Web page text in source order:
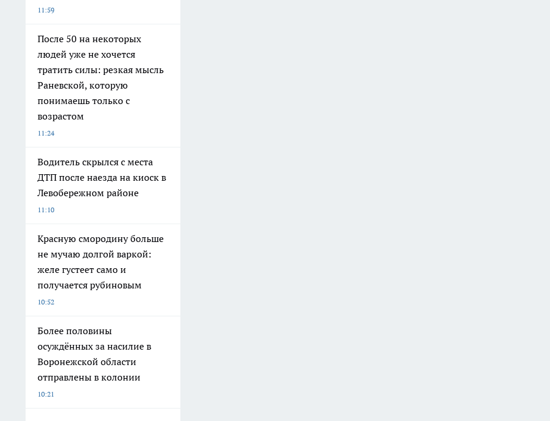
11:59
После 50 на некоторых
людей уже не хочется
тратить силы: резкая мысль
Раневской, которую
понимаешь только с
возрастом
11:24
Водитель скрылся с места
ДТП после наезда на киоск в
Левобережном районе
11:10
Красную смородину больше
не мучаю долгой варкой:
желе густеет само и
получается рубиновым
10:52
Более половины
осуждённых за насилие в
Воронежской области
отправлены в колонии
10:21